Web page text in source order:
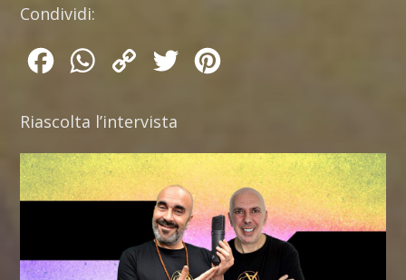
Condividi:
FacebookWhatsApp
Copy
Twitter
Riascolta l’intervista